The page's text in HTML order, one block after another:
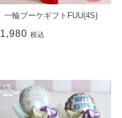
一輪ブーケギフトFUU(4S)
1,980 税込